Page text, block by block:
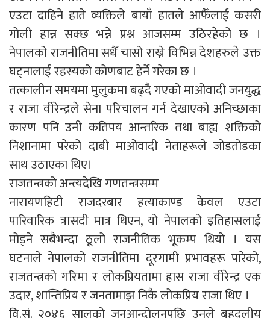
एउटा दाहिने हाते व्यक्तिले बायाँ हातले आफैँलाई कसरी
गोली हान्न सक्छ भन्ने प्रश्न आजसम्म उठिरहेको छ ।
नेपालको राजनीतिमा सधैँ चासो राख्ने विभिन्न देशहरुले उक्त
घट्नालाई रहस्यको कोणबाट हेर्ने गरेका छ ।
तत्कालीन समयमा मुलुकमा बढ्दै गएको माओवादी जनयुद्ध
र राजा वीरेन्द्रले सेना परिचालन गर्न देखाएको अनिच्छाका
कारण पनि उनी कतिपय आन्तरिक तथा बाह्य शक्तिको
निशानामा परेको दाबी माओवादी नेताहरूले जोडतोडका
साथ उठाएका थिए।
राजतन्त्रको अन्त्यदेखि गणतन्त्रसम्म
नारायणहिटी राजदरबार हत्याकाण्ड केवल एउटा
पारिवारिक त्रासदी मात्र थिएन, यो नेपालको इतिहासलाई
मोड्ने सबैभन्दा ठूलो राजनीतिक भूकम्प थियो । यस
घटनाले नेपालको राजनीतिमा दूरगामी प्रभावहरू पारेको,
राजतन्त्रको गरिमा र लोकप्रियतामा ह्रास राजा वीरेन्द्र एक
उदार, शान्तिप्रिय र जनतामाझ निकै लोकप्रिय राजा थिए ।